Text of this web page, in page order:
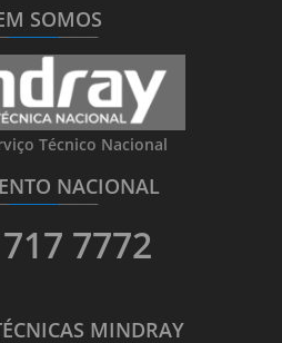
SOMOS
________________
Técnico Nacional
NACIONAL
________________
7772
MINDRAY